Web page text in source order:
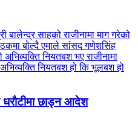
बालेन्द्र साहको राजीनामा माग गरेको
बोल्दै एमाले सांसद गणेशसिंह
नियतबश भए राजीनामा
नियतबश हो कि भूलबश हो
छाड्न आदेश